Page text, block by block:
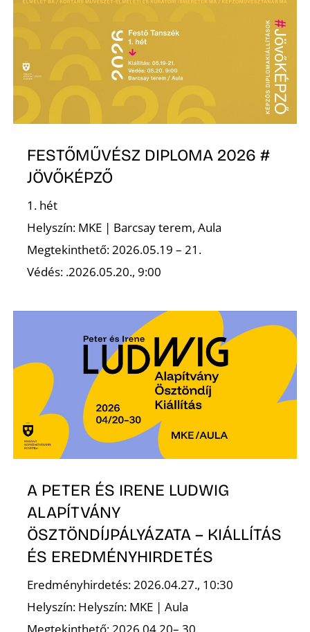
FESTŐMŰVÉSZ DIPLOMA 2026 #
JÖVŐKÉPZŐ
1. hét
Helyszín: MKE | Barcsay terem, Aula
Megtekinthető: 2026.05.19 – 21.
Védés: .2026.05.20., 9:00
A PETER ÉS IRENE LUDWIG
ALAPÍTVÁNY
ÖSZTÖNDÍJPÁLYÁZATA – KIÁLLÍTÁS
ÉS EREDMÉNYHIRDETÉS
Eredményhirdetés: 2026.04.27., 10:30
Helyszín: Helyszín: MKE | Aula